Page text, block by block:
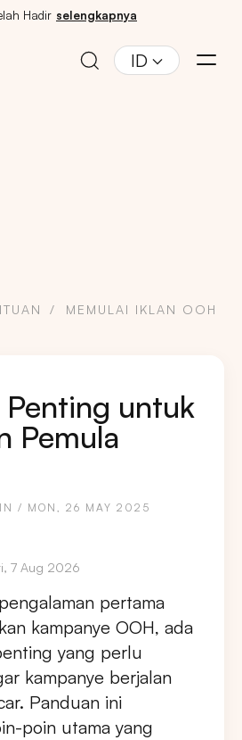
Hadir selengkapnya
ID
MEMULAI IKLAN OOH
Penting untuk
Pemula
/ MON, 26 MAY 2025
7 Aug 2026
pertama
kampanye OOH, ada
yang perlu
kampanye berjalan
Panduan ini
poin utama yang